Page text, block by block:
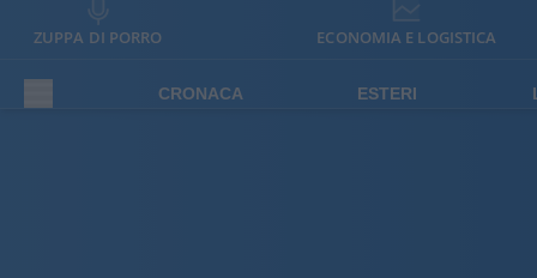
ZUPPA DI PORRO ECONOMIA E LOGISTICA
CRONACA ESTERI